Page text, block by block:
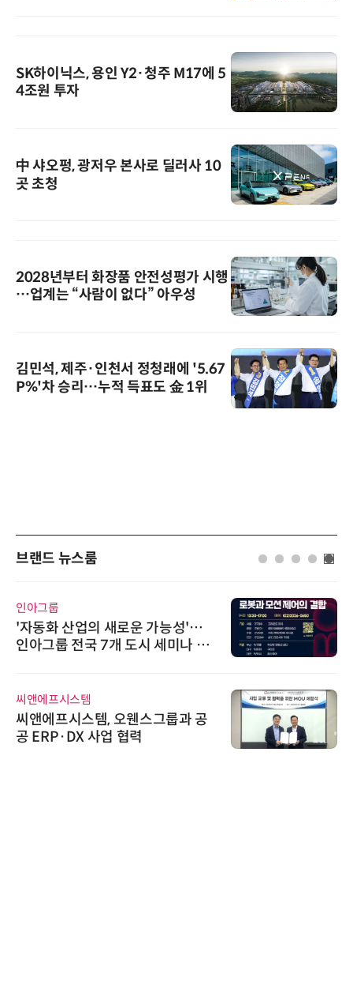
SK하이닉스, 용인 Y2·청주 M17에 5
4조원 투자
中 샤오펑, 광저우 본사로 딜러사 10
곳 초청
2028년부터 화장품 안전성평가 시행
…업계는 “사람이 없다” 아우성
김민석, 제주·인천서 정청래에 '5.67
P%'차 승리…누적 득표도 金 1위
브랜드 뉴스룸
인아그룹
'자동화 산업의 새로운 가능성'…
인아그룹 전국 7개 도시 세미나 페
씨앤에프시스템
씨앤에프시스템, 오웬스그룹과 공
공 ERP·DX 사업 협력